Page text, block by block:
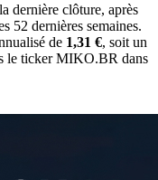
dernière clôture, après
52 dernières semaines.
de 1,31 €, soit un
le tickerMIKO.BR dans